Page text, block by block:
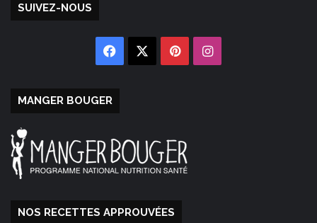
SUIVEZ-NOUS
Facebook PinterestInstagram
MANGER BOUGER
NOS RECETTES APPROUVÉES